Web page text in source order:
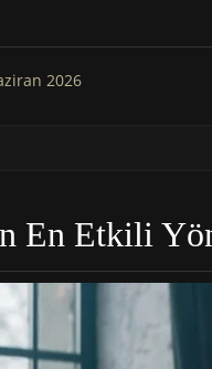
2026
En Etkili